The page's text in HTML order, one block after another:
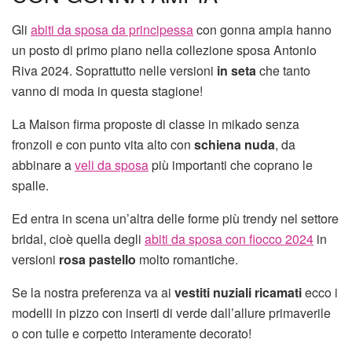
Gli abiti da sposa da principessacon gonna ampia hanno
un posto di primo piano nella collezione sposa Antonio
Riva 2024. Soprattutto nelle versioni in setache tanto
vanno di moda in questa stagione!
La Maison firma proposte di classe in mikado senza
fronzoli e con punto vita alto con schiena nuda, da
abbinare aveli da sposapiù importanti che coprano le
spalle.
Ed entra in scena un’altra delle forme più trendy nel settore
bridal, cioè quella degli abiti da sposa con fiocco 2024 in
versioni rosa pastello molto romantiche.
Se la nostra preferenza va ai vestiti nuziali ricamatiecco i
modelli in pizzo con inserti di verde dall’allure primaverile
o con tulle e corpetto interamente decorato!